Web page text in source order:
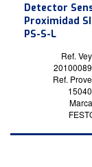
Detector
Proximidad
PS-S-L
Ref.
Ref.